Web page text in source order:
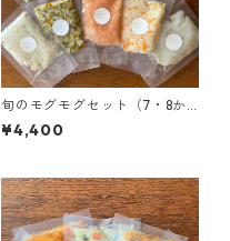
旬のモグモグセット（7・8か
月頃）
¥4,400